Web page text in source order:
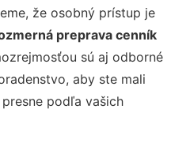
že osobný prístup je
preprava cenník
sú aj odborné
aby ste mali
podľa vašich